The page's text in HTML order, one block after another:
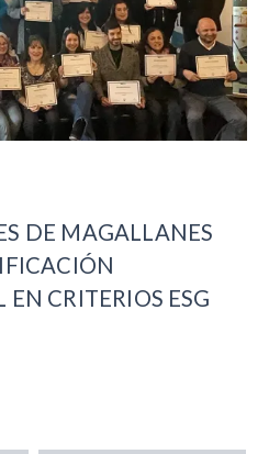
DE MAGALLANES
CRITERIOS ESG